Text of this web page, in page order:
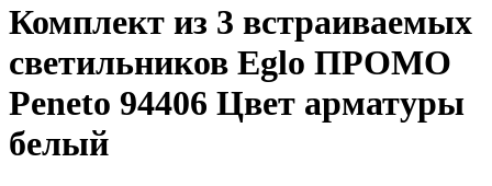
Комплект из 3 встраиваемых
светильников Eglo ПРОМО
Peneto 94406 Цвет арматуры
белый